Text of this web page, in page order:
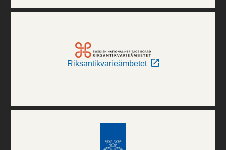
Riksantikvarieämbetet